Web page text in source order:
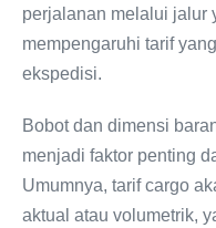
perjalanan melalui jalur
mempengaruhi tarif
ekspedisi.
Bobot dan dimensi
menjadi faktor penting
Umumnya, tarif cargo
aktual atau volumetrik,